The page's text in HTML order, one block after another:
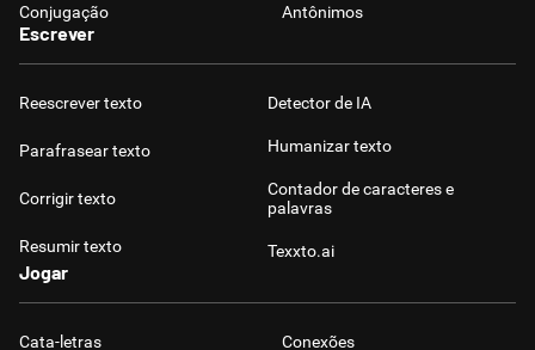
Conjugação Antônimos
Escrever
Reescrever texto
Parafrasear texto
Corrigir texto
Resumir texto
Detector de IA
Humanizar texto
Contador de caracteres e
palavras
Texxto.ai
Jogar
Cata-letras Conexões